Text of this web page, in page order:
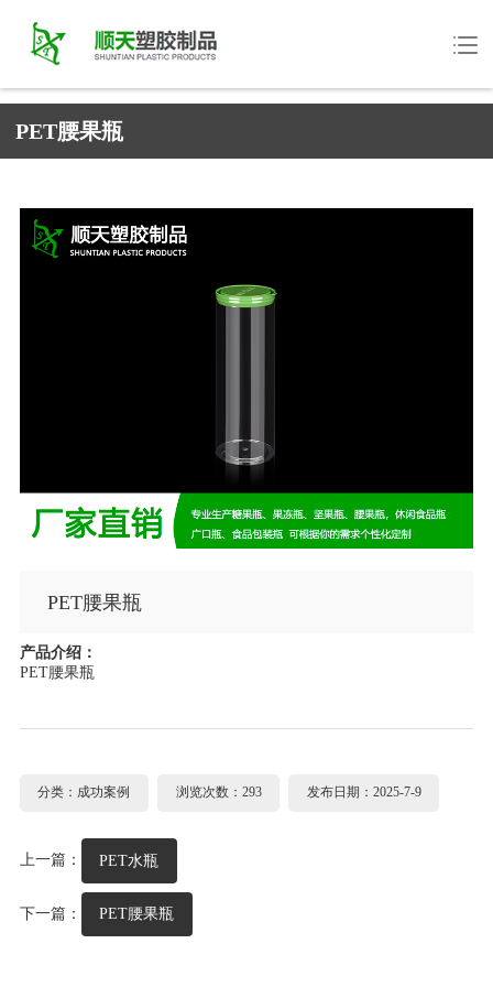
PET腰果瓶
PET腰果瓶
产品介绍：
PET腰果瓶
分类：成功案例 浏览次数：293 发布日期：2025-7-9
上一篇： PET水瓶
下一篇： PET腰果瓶